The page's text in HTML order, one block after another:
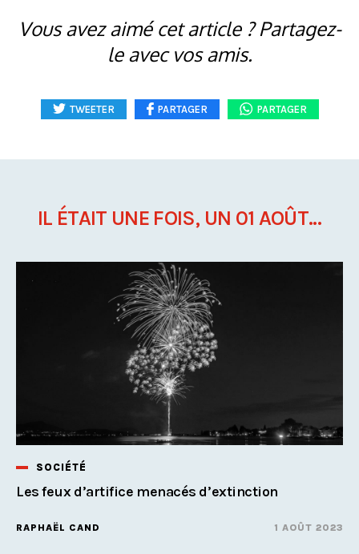
Vous avez aimé cet article ? Partagez-
le avec vos amis.
TWEETER PARTAGER PARTAGER
IL ÉTAIT UNE FOIS, UN 01 AOÛT...
SOCIÉTÉ
Les feux d’artifice menacés d’extinction
RAPHAËL CAND 1 AOÛT 2023